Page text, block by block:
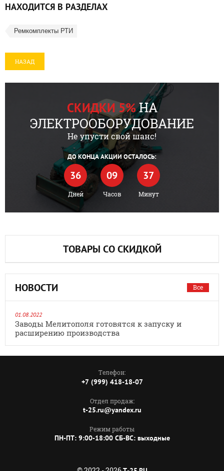
НАХОДИТСЯ В РАЗДЕЛАХ
Ремкомплекты РТИ
НАЗАД
СКИДКИ 5%НА
ЭЛЕКТРООБОРУДОВАНИЕ
Не упусти свой шанс!
ДО КОНЦА АКЦИИ ОСТАЛОСЬ:
36
Дней
09
Часов
37
Минут
ТОВАРЫ СО СКИДКОЙ
НОВОСТИ Все
01.08.2022
Заводы Мелитополя готовятся к запуску и
расширению производства
Телефон:
+7 (999) 418-18-07
Отдел продаж:
t-25.ru@yandex.ru
Режим работы
ПН-ПТ: 9:00-18:00 СБ-ВС: выходные